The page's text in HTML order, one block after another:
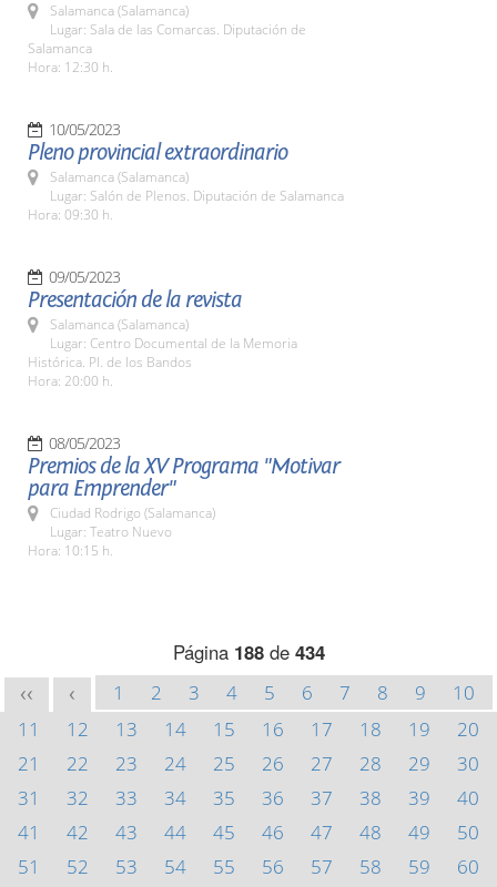
Salamanca (Salamanca)
Lugar: Sala de las Comarcas. Diputación de
Salamanca
Hora: 12:30 h.
10/05/2023
Pleno provincial extraordinario
Salamanca (Salamanca)
Lugar: Salón de Plenos. Diputación de Salamanca
Hora: 09:30 h.
09/05/2023
Presentación de la revista
Salamanca (Salamanca)
Lugar: Centro Documental de la Memoria
Histórica. Pl. de los Bandos
Hora: 20:00 h.
08/05/2023
Premios de la XV Programa "Motivar
para Emprender"
Ciudad Rodrigo (Salamanca)
Lugar: Teatro Nuevo
Hora: 10:15 h.
Página 188de 434
<< < 1 2 3 4 5 6 7 8 9
10
11
12 13 14 15 16 17 18 19
20
21
22 23 24 25 26 27 28 29
30
31
32 33 34 35 36 37 38 39
40
41
42 43 44 45 46 47 48 49
50
51
52 53 54 55 56 57 58 59
60